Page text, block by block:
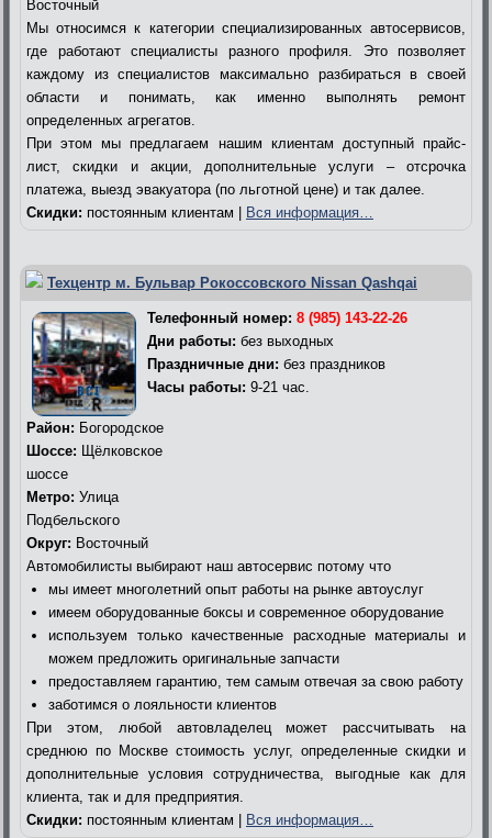
Восточный
Мы относимся к категории специализированных автосервисов,
где работают специалисты разного профиля. Это позволяет
каждому из специалистов максимально разбираться в своей
области и понимать, как именно выполнять ремонт
определенных агрегатов.
При этом мы предлагаем нашим клиентам доступный прайс-
лист, скидки и акции, дополнительные услуги – отсрочка
платежа, выезд эвакуатора (по льготной цене) и так далее.
Скидки: постоянным клиентам | Вся информация…
Техцентр м. Бульвар Рокоссовского Nissan Qashqai
Телефонный номер: 8 (985) 143-22-26
Дни работы: без выходных
Праздничные дни: без праздников
Часы работы: 9-21 час.
Район: Богородское
Шоссе: Щёлковское
шоссе
Метро: Улица
Подбельского
Округ: Восточный
Автомобилисты выбирают наш автосервис потому что
мы имеет многолетний опыт работы на рынке автоуслуг
имеем оборудованные боксы и современное оборудование
используем только качественные расходные материалы и
можем предложить оригинальные запчасти
предоставляем гарантию, тем самым отвечая за свою работу
заботимся о лояльности клиентов
При этом, любой автовладелец может рассчитывать на
среднюю по Москве стоимость услуг, определенные скидки и
дополнительные условия сотрудничества, выгодные как для
клиента, так и для предприятия.
Скидки: постоянным клиентам | Вся информация…